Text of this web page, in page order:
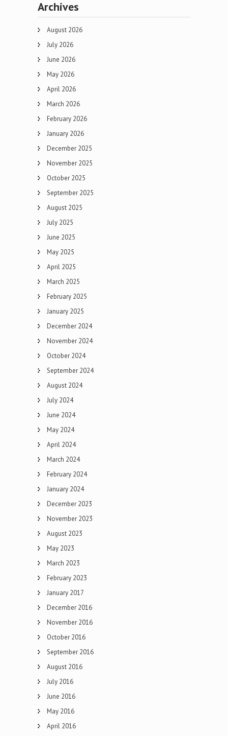
Archives
August 2026
July 2026
June 2026
May 2026
April 2026
March 2026
February 2026
January 2026
December 2025
November 2025
October 2025
September 2025
August 2025
July 2025
June 2025
May 2025
April 2025
March 2025
February 2025
January 2025
December 2024
November 2024
October 2024
September 2024
August 2024
July 2024
June 2024
May 2024
April 2024
March 2024
February 2024
January 2024
December 2023
November 2023
August 2023
May 2023
March 2023
February 2023
January 2017
December 2016
November 2016
October 2016
September 2016
August 2016
July 2016
June 2016
May 2016
April 2016